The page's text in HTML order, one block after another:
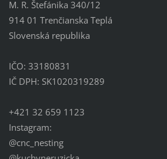
M. R. Štefánika 340/12
914 01 Trenčianska Teplá
Slovenská republika
IČO: 33180831
IČ DPH: SK1020319289
+421 32 659 1123
Instagram:
@cnc_nesting